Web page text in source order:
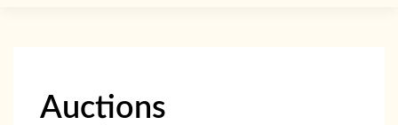
Auctions